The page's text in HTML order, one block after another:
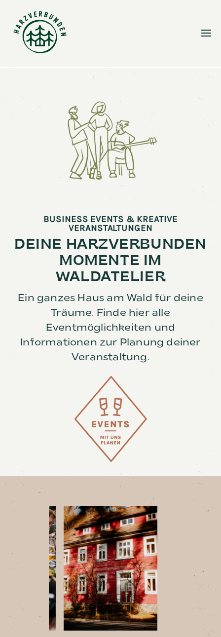
BUSINESS EVENTS & KREATIVE
VERANSTALTUNGEN
DEINE HARZVERBUNDEN
MOMENTE IM
WALDATELIER
Ein ganzes Haus am Wald für deine
Träume. Finde hier alle
Eventmöglichkeiten und
Informationen zur Planung deiner
Veranstaltung.